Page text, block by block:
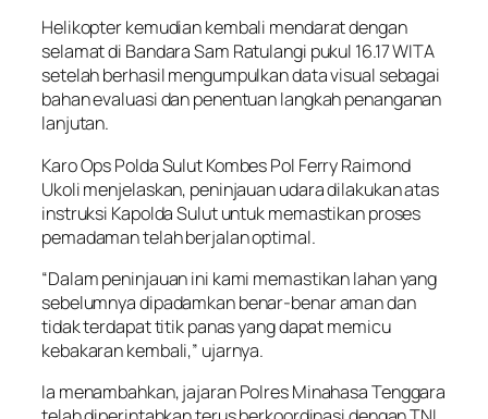
Helikopter kemudian kembali mendarat dengan
selamat di Bandara Sam Ratulangi pukul 16.17 WITA
setelah berhasil mengumpulkan data visual sebagai
bahan evaluasi dan penentuan langkah penanganan
lanjutan.
Karo Ops Polda Sulut Kombes Pol Ferry Raimond
Ukoli menjelaskan, peninjauan udara dilakukan atas
instruksi Kapolda Sulut untuk memastikan proses
pemadaman telah berjalan optimal.
“Dalam peninjauan ini kami memastikan lahan yang
sebelumnya dipadamkan benar-benar aman dan
tidak terdapat titik panas yang dapat memicu
kebakaran kembali,” ujarnya.
Ia menambahkan, jajaran Polres Minahasa Tenggara